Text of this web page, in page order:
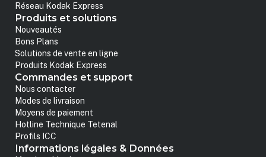
Réseau Kodak Express
Produits et solutions
Nouveautés
Bons Plans
Solutions de vente en ligne
Produits Kodak Express
Commandes et support
Nous contacter
Modes de livraison
Moyens de paiement
Hotline Technique Tetenal
Profils ICC
Informations légales & Données